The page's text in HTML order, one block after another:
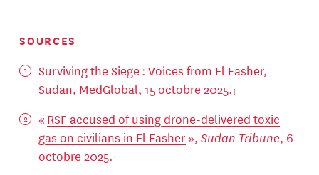
SOURCES
Surviving the Siege : Voices from El Fasher,
Sudan, MedGlobal, 15 octobre 2025.
« RSF accused of using drone-delivered toxic
gas on civilians in El Fasher», Sudan Tribune, 6
octobre 2025.